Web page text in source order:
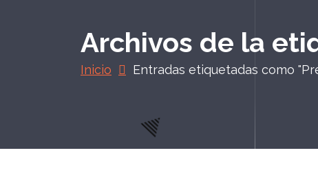
Archivos de la
Inicio Entradas etiquetadas como